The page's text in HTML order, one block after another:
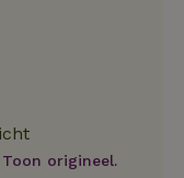
Toon origineel.